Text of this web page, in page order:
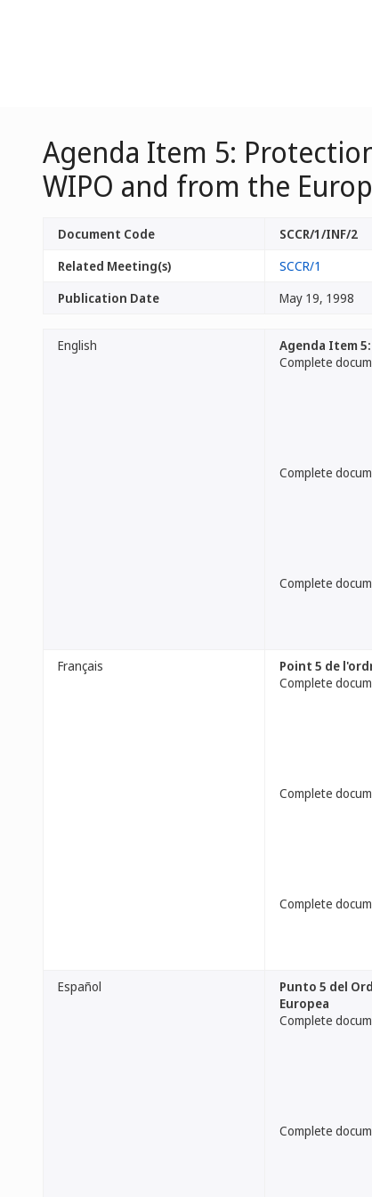
Agenda Item 5:
WIPO and from the
Document Code
SCCR/1/INF/2
Related Meeting(s)
SCCR/1
Publication Date
May 19, 1998
English
Agenda Item
Complete
Complete
Complete
Français
Point 5 de
Complete
Complete
Complete
Español
Punto 5 del
Europea
Complete
Complete